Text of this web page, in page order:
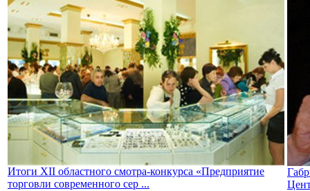
Итоги XII областного смотра-конкурса «Предприятие
торговли современного сер ...